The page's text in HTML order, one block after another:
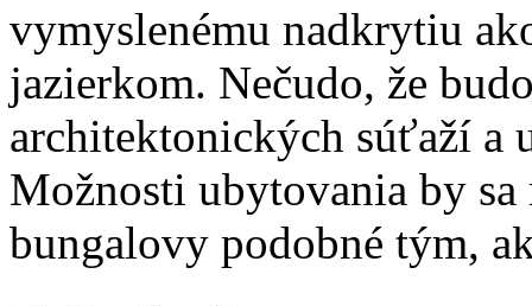
vymyslenému nadkrytiu
jazierkom. Nečudo, že
architektonických súťaží a
Možnosti ubytovania by
bungalovy podobné tým,